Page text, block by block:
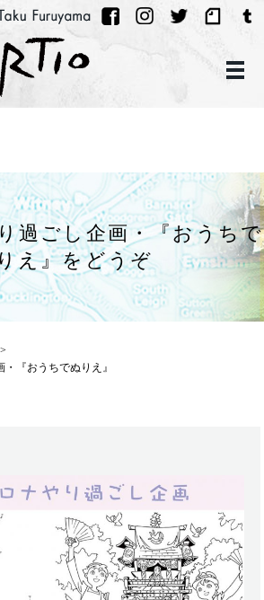
メ
過ごし企画・『おうちで
え』をどうぞ
『おうちでぬりえ』